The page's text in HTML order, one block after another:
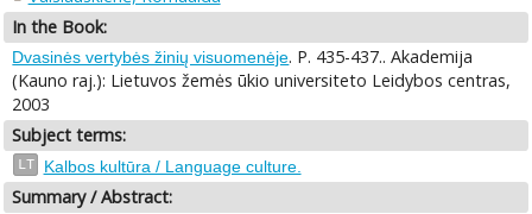
In the Book:
Dvasinės vertybės žinių visuomenėje. P. 435-437.. Akademija
(Kauno raj.): Lietuvos žemės ūkio universiteto Leidybos centras,
2003
Subject terms:
LT Kalbos kultūra / Language culture.
Summary / Abstract: